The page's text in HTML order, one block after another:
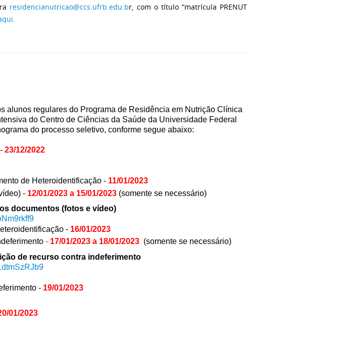
residencianutricao@ccs.ufrb.edu.br, com o título “matrícula PRENUT
alunos regulares do Programa de Residência em Nutrição Clínica
do Centro de Ciências da Saúde da Universidade Federal
do processo seletivo, conforme segue abaixo:
- 23/12/2022
de Heteroidentificação - 11/01/2023
- 12/01/2023 a 15/01/2023 (somente se necessário)
(fotos e vídeo)
- 16/01/2023
- 17/01/2023 a 18/01/2023 (somente se necessário)
recurso contra indeferimento
- 19/01/2023
01/2023